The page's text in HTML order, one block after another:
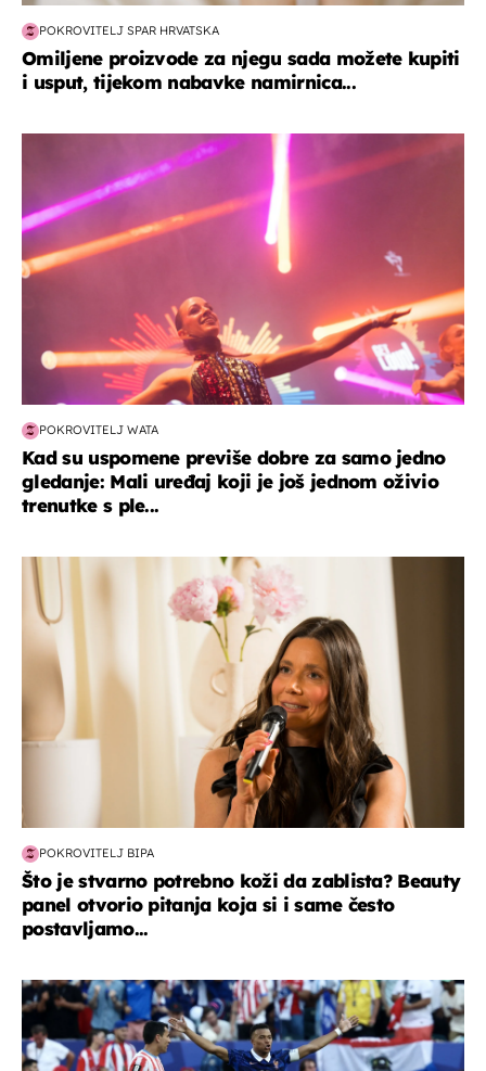
POKROVITELJ SPAR HRVATSKA
Omiljene proizvode za njegu sada možete kupiti
i usput, tijekom nabavke namirnica...
POKROVITELJ WATA
Kad su uspomene previše dobre za samo jedno
gledanje: Mali uređaj koji je još jednom oživio
trenutke s ple...
moda & ljepota
POKROVITELJ BIPA
Što je stvarno potrebno koži da zablista? Beauty
panel otvorio pitanja koja si i same često
postavljamo...
svjetsko prvenstvo 2026